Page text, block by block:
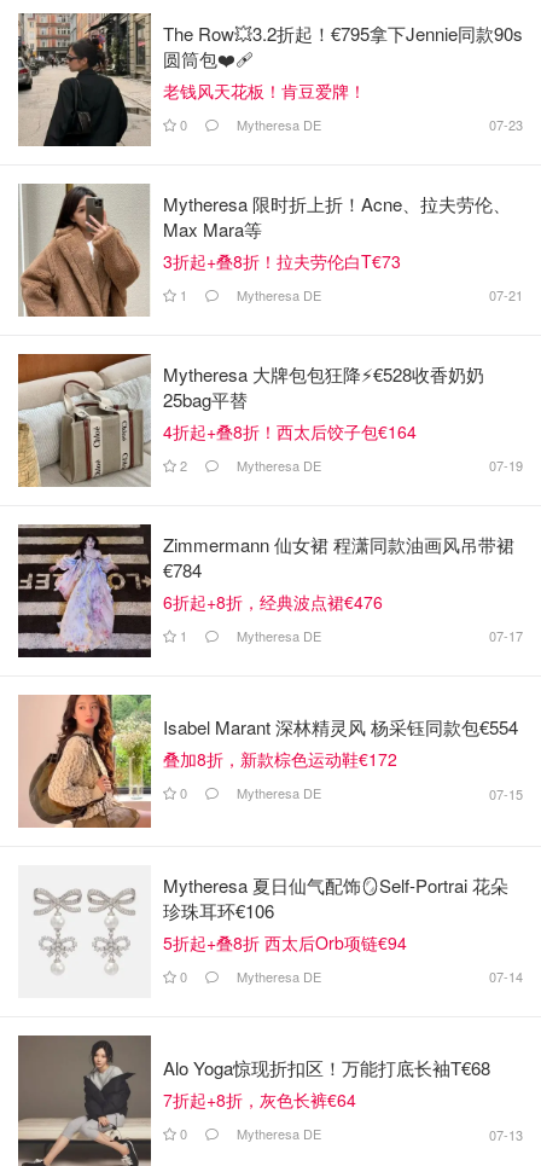
The Row💥3.2折起！€795拿下Jennie同款90s
圆筒包❤️‍🩹
老钱风天花板！肯豆爱牌！
0 Mytheresa DE 07-23
Mytheresa 限时折上折！Acne、拉夫劳伦、
Max Mara等
3折起+叠8折！拉夫劳伦白T€73
1 Mytheresa DE 07-21
Mytheresa 大牌包包狂降⚡️€528收香奶奶
25bag平替
4折起+叠8折！西太后饺子包€164
2 Mytheresa DE 07-19
Zimmermann 仙女裙 程潇同款油画风吊带裙
€784
6折起+8折，经典波点裙€476
1 Mytheresa DE 07-17
Isabel Marant 深林精灵风 杨采钰同款包€554
叠加8折，新款棕色运动鞋€172
0 Mytheresa DE 07-15
Mytheresa 夏日仙气配饰🪞Self-Portrai 花朵
珍珠耳环€106
5折起+叠8折 西太后Orb项链€94
0 Mytheresa DE 07-14
Alo Yoga惊现折扣区！万能打底长袖T€68
7折起+8折，灰色长裤€64
0 Mytheresa DE 07-13